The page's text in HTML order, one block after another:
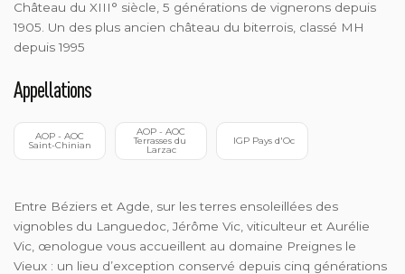
Château du XIII° siècle, 5 générations de vignerons depuis
1905. Un des plus ancien château du biterrois, classé MH
depuis 1995
Appellations
Saint-Chinian Terrasses du
Larzac
IGP Pays d'Oc
Entre Béziers et Agde, sur les terres ensoleillées des
vignobles du Languedoc, Jérôme Vic, viticulteur et Aurélie
Vic, œnologue vous accueillent au domaine Preignes le
Vieux : un lieu d’exception conservé depuis cinq générations